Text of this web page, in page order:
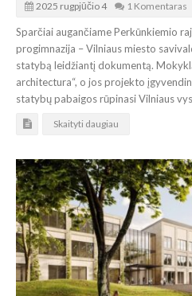
2025 rugpjūčio 4 1 Komentaras
Sparčiai augančiame Perkūnkiemio
progimnazija – Vilniaus miesto
statybą leidžiantį dokumentą.
architectura“, o jos projekto
statybų pabaigos rūpinasi Vilniaus
Skaityti daugiau